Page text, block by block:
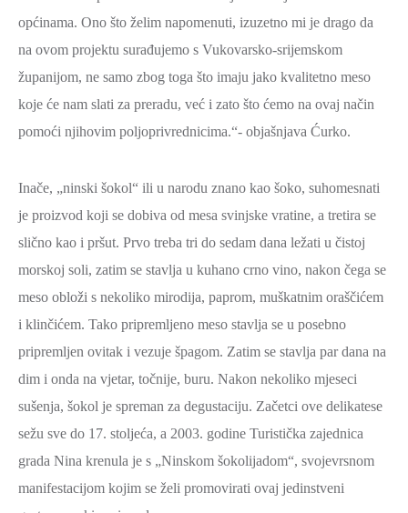
općinama. Ono što želim napomenuti, izuzetno mi je drago da
na ovom projektu surađujemo s Vukovarsko-srijemskom
županijom, ne samo zbog toga što imaju jako kvalitetno meso
koje će nam slati za preradu, već i zato što ćemo na ovaj način
pomoći njihovim poljoprivrednicima.“- objašnjava Ćurko.
Inače, „ninski šokol“ ili u narodu znano kao šoko, suhomesnati
je proizvod koji se dobiva od mesa svinjske vratine, a tretira se
slično kao i pršut. Prvo treba tri do sedam dana ležati u čistoj
morskoj soli, zatim se stavlja u kuhano crno vino, nakon čega se
meso obloži s nekoliko mirodija, paprom, muškatnim oraščićem
i klinčićem. Tako pripremljeno meso stavlja se u posebno
pripremljen ovitak i vezuje špagom. Zatim se stavlja par dana na
dim i onda na vjetar, točnije, buru. Nakon nekoliko mjeseci
sušenja, šokol je spreman za degustaciju. Začetci ove delikatese
sežu sve do 17. stoljeća, a 2003. godine Turistička zajednica
grada Nina krenula je s „Ninskom šokolijadom“, svojevrsnom
manifestacijom kojim se želi promovirati ovaj jedinstveni